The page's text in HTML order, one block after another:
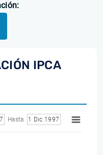
IPCA
Hasta 1 Dic 1997